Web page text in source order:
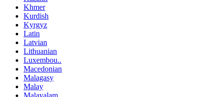
Khmer
Kurdish
Kyrgyz
Latin
Latvian
Lithuanian
Luxembou..
Macedonian
Malagasy
Malay
Malayalam